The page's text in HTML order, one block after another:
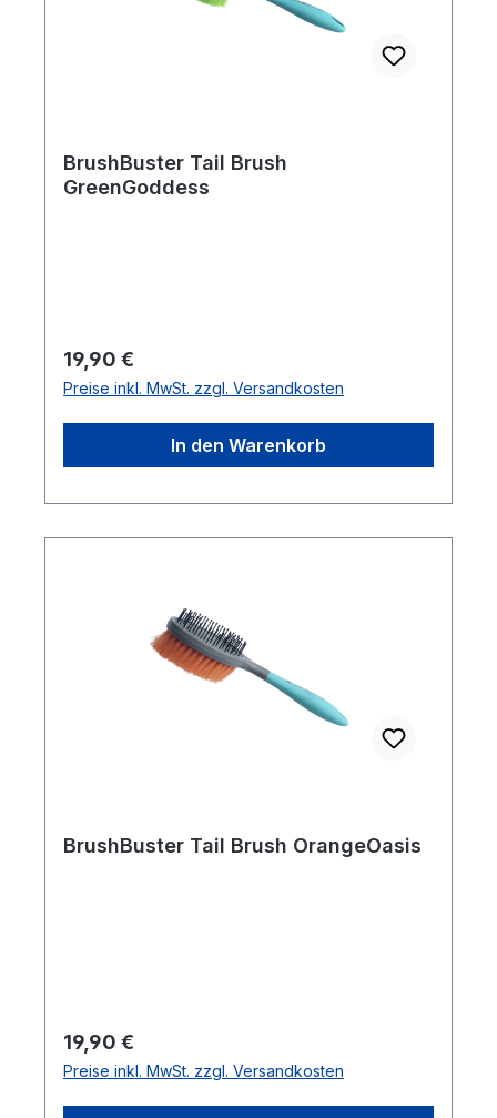
BrushBuster Tail Brush
GreenGoddess
Regulärer Preis:
19,90 €
Preise inkl. MwSt. zzgl. Versandkosten
In den Warenkorb
BrushBuster Tail Brush OrangeOasis
Regulärer Preis:
19,90 €
Preise inkl. MwSt. zzgl. Versandkosten